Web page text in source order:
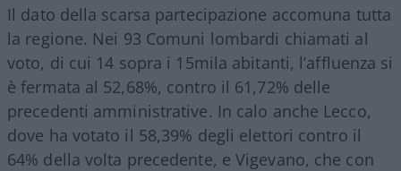
Il dato della scarsa partecipazione accomuna tutta
la regione. Nei 93 Comuni lombardi chiamati al
voto, di cui 14 sopra i 15mila abitanti, l’affluenza si
è fermata al 52,68%, contro il 61,72% delle
precedenti amministrative. In calo anche Lecco,
dove ha votato il 58,39% degli elettori contro il
64% della volta precedente, e Vigevano, che con